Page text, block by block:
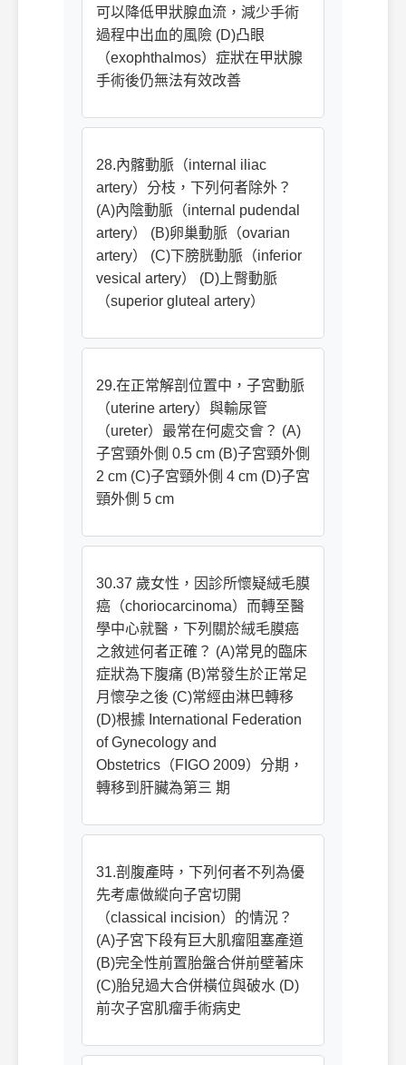
可以降低甲狀腺血流，減少手術
過程中出血的風險 (D)凸眼
（exophthalmos）症狀在甲狀腺
手術後仍無法有效改善
28.內髂動脈（internal iliac
artery）分枝，下列何者除外？
(A)內陰動脈（internal pudendal
artery） (B)卵巢動脈（ovarian
artery） (C)下膀胱動脈（inferior
vesical artery） (D)上臀動脈
（superior gluteal artery）
29.在正常解剖位置中，子宮動脈
（uterine artery）與輸尿管
（ureter）最常在何處交會？ (A)
子宮頸外側 0.5 cm (B)子宮頸外側
2 cm (C)子宮頸外側 4 cm (D)子宮
頸外側 5 cm
30.37 歲女性，因診所懷疑絨毛膜
癌（choriocarcinoma）而轉至醫
學中心就醫，下列關於絨毛膜癌
之敘述何者正確？ (A)常見的臨床
症狀為下腹痛 (B)常發生於正常足
月懷孕之後 (C)常經由淋巴轉移
(D)根據 International Federation
of Gynecology and
Obstetrics（FIGO 2009）分期，
轉移到肝臟為第三 期
31.剖腹產時，下列何者不列為優
先考慮做縱向子宮切開
（classical incision）的情況？
(A)子宮下段有巨大肌瘤阻塞產道
(B)完全性前置胎盤合併前壁著床
(C)胎兒過大合併橫位與破水 (D)
前次子宮肌瘤手術病史